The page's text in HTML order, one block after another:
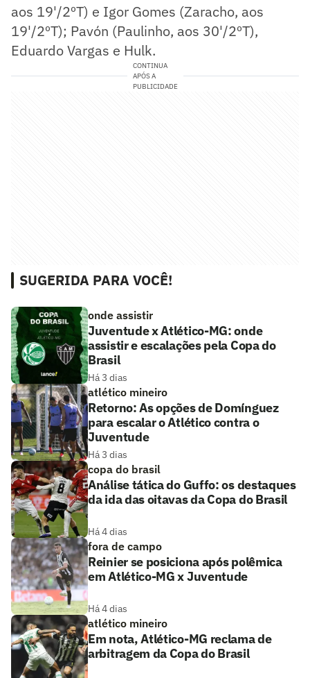
aos 19'/2ºT) e Igor Gomes (Zaracho, aos
19'/2ºT); Pavón (Paulinho, aos 30'/2ºT),
Eduardo Vargas e Hulk.
CONTINUA
APÓS A
PUBLICIDADE
SUGERIDA PARA VOCÊ!
onde assistir
Juventude x Atlético-MG: onde
assistir e escalações pela Copa do
Brasil
Há 3 dias
atlético mineiro
Retorno: As opções de Domínguez
para escalar o Atlético contra o
Juventude
Há 3 dias
copa do brasil
Análise tática do Guffo: os destaques
da ida das oitavas da Copa do Brasil
Há 4 dias
fora de campo
Reinier se posiciona após polêmica
em Atlético-MG x Juventude
Há 4 dias
atlético mineiro
Em nota, Atlético-MG reclama de
arbitragem da Copa do Brasil